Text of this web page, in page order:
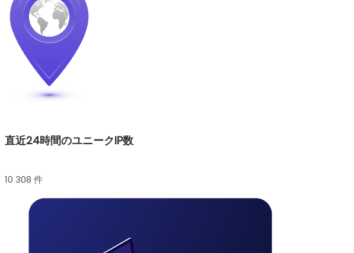
直近24時間のユニークIP数
10 308 件